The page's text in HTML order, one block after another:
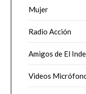
Mujer
Radio Acción
Amigos de El
Videos